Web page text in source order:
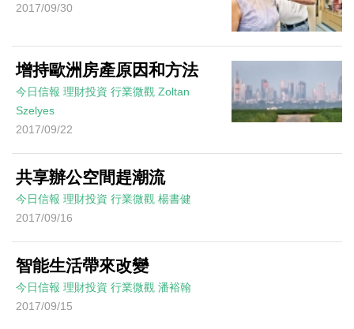
2017/09/30
增持歐洲房產原因和方法
今日信報 理財投資 行業微觀 Zoltan
Szelyes
2017/09/22
共享辦公空間趕潮流
今日信報 理財投資 行業微觀 楊書健
2017/09/16
智能生活帶來改變
今日信報 理財投資 行業微觀 潘裕翰
2017/09/15